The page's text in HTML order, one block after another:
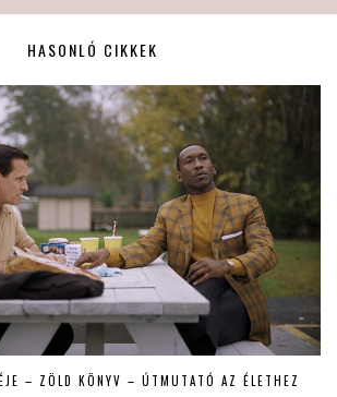
HASONLÓ CIKKEK
– ZÖLD KÖNYV – ÚTMUTATÓ AZ ÉLETHEZ